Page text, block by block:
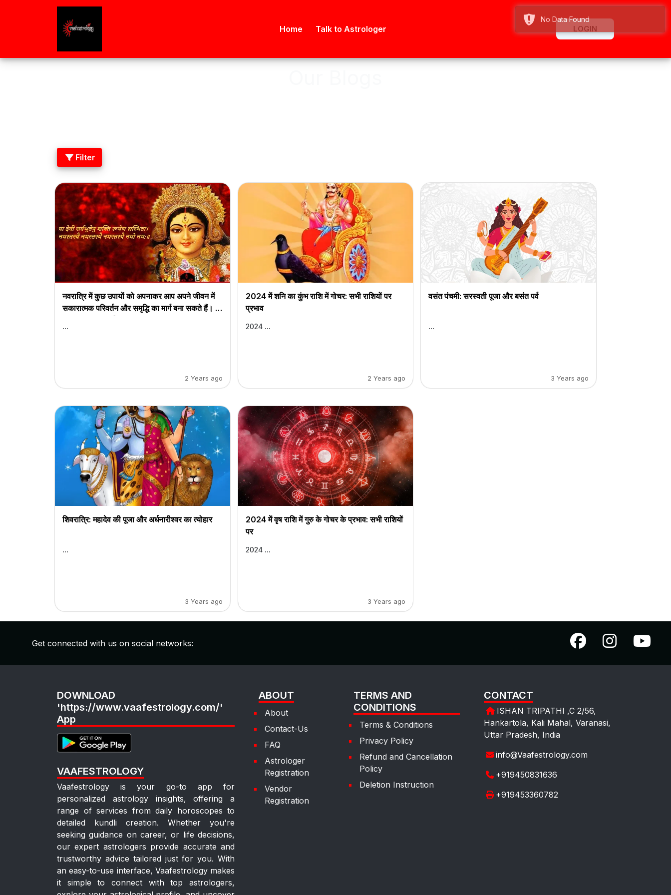
Home Talk to Astrologer LOGIN
Filter
नवरात्रि में कुछ उपायों को अपनाकर आप अपने जीवन में
सकारात्मक परिवर्तन और समृद्धि का मार्ग बना सकते हैं। ये
...
2 Years ago
2024 में शनि का कुंभ राशि में गोचर: सभी राशियों पर
प्रभाव
2024 ...
2 Years ago
वसंत पंचमी: सरस्वती पूजा और बसंत पर्व
...
3 Years ago
शिवरात्रि: महादेव की पूजा और अर्धनारीश्वर का त्योहार
...
3 Years ago
2024 में वृष राशि में गुरु के गोचर के प्रभाव: सभी राशियों
पर
2024 ...
3 Years ago
Get connected with us on social networks:
DOWNLOAD
'https://www.vaafestrology.com/'
App
VAAFESTROLOGY
Vaafestrology is your go-to app for
personalized astrology insights, offering a
range of services from daily horoscopes to
detailed kundli creation. Whether you're
seeking guidance on career, or life decisions,
our expert astrologers provide accurate and
trustworthy advice tailored just for you. With
an easy-to-use interface, Vaafestrology makes
it simple to connect with top astrologers,
ABOUT
About
Contact-Us
FAQ
Astrologer
Registration
Vendor
Registration
TERMS AND
CONDITIONS
Terms & Conditions
Privacy Policy
Refund and Cancellation
Policy
Deletion Instruction
CONTACT
ISHAN TRIPATHI ,C 2/56,
Hankartola, Kali Mahal, Varanasi,
Uttar Pradesh, India
info@Vaafestrology.com
+919450831636
+919453360782
No Data Found